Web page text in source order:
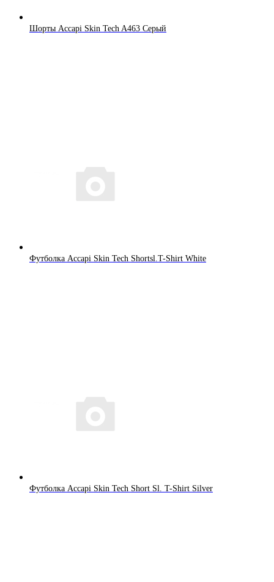
Шорты Accapi Skin Tech A463 Серый
Футболка Accapi Skin Tech Shortsl.T-Shirt White
Футболка Accapi Skin Tech Short Sl. T-Shirt Silver